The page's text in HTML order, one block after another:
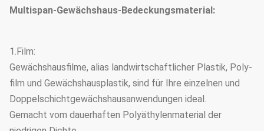
Multispan-Gewächshaus-Bedeckungsmaterial:
1.Film:
Gewächshausfilme, alias landwirtschaftlicher Plastik, Poly-
film und Gewächshausplastik, sind für Ihre einzelnen und
Doppelschichtgewächshausanwendungen ideal.
Gemacht vom dauerhaften Polyäthylenmaterial der